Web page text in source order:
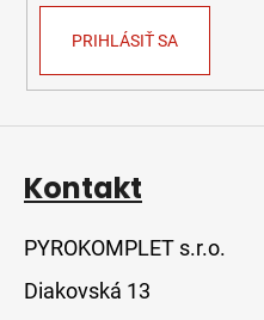
PRIHLÁSIŤ SA
Kontakt
PYROKOMPLET s.r.o.
Diakovská 13